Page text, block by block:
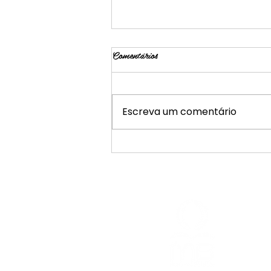
O poder libertador do “não”
Comentários
Escreva um comentário